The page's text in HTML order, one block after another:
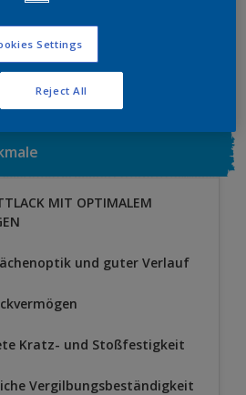
EINEN HÄNDLER FINDEN
MIT OPTIMALEM
und guter Verlauf
Kratz- und Stoßfestigkeit
Vergilbungsbeständigkeit
Settings
Reject All